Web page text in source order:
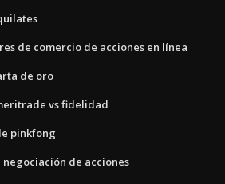
de comercio de acciones en línea
de oro
vs fidelidad
pinkfong
de acciones